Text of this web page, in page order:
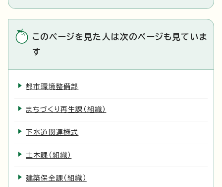
このページを見た人は次のページも見ていま
す
都市環境整備部
まちづくり再生課（組織）
下水道関連様式
土木課（組織）
建築保全課（組織）